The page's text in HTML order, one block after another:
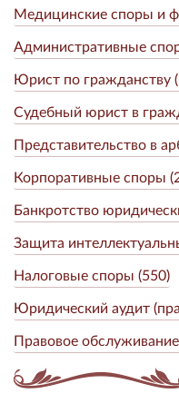
Медицинские споры и
Административные
Юрист по гражданству
Судебный юрист в
Представительство в
Корпоративные споры
Банкротство
Защита
Налоговые споры (550)
Юридический аудит
Правовое